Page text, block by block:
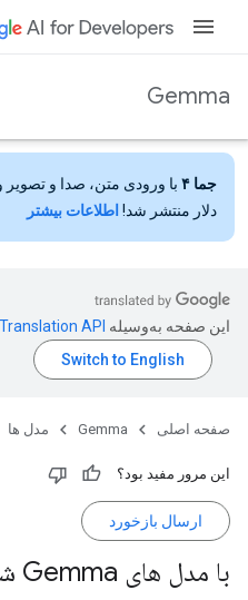
Gemma
جما ۴
دلار منتشر شد! اطلاعات بیشتر
این صفحه به‌وسیله
صفحه اصلی Gemma مدل ها
این مرور مفید بود؟
ارسال بازخورد
با مدل های Gemma شروع کنید